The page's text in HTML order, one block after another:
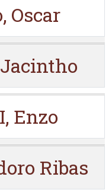
Oscar
Enzo
Ribas